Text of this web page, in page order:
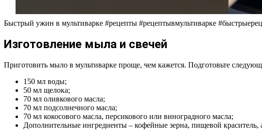
Быстрый ужин в мультиварке #рецепты #рецептывмультиварке
Изготовление мыла и свечей
Приготовить мыло в мультиварке проще, чем кажется. Подготовьте
150 мл воды;
50 мл щелока;
70 мл оливкового масла;
70 мл подсолнечного масла;
70 мл кокосового масла, персикового или виноградного масла;
Дополнительные ингредиенты – кофейные зерна, пищевой краситель,